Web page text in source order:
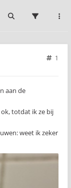
1
aan de
totdat ik ze bij
weet ik zeker